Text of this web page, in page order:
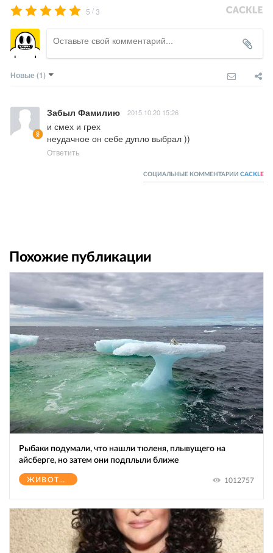
5 /3
Новые (1)
Забыл Фамилию 2015.10.20 15:26
и смех и грех
неудачное он себе дупло выбрал ))
Ответить
СОЦИАЛЬНЫЕ КОММЕНТАРИИ CACKL E
Похожие публикации
Рыбаки подумали, что нашли тюленя, плывущего на
айсберге, но затем они подплыли ближе
ЖИВОТНЫЕ 1012757